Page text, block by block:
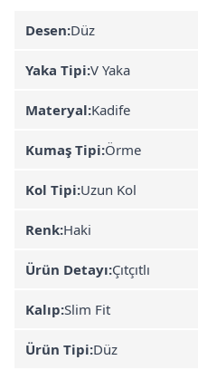
Desen:Düz
Yaka Tipi:V Yaka
Materyal:Kadife
Kumaş Tipi:Örme
Kol Tipi:Uzun Kol
Renk:Haki
Ürün Detayı:Çıtçıtlı
Kalıp:Slim Fit
Ürün Tipi:Düz